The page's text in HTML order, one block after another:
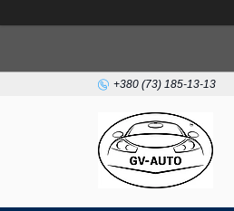
+380 (73) 185-13-13